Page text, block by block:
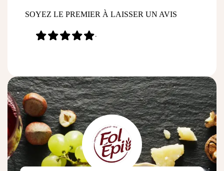
SOYEZ LE PREMIER À LAISSER UN AVIS
-